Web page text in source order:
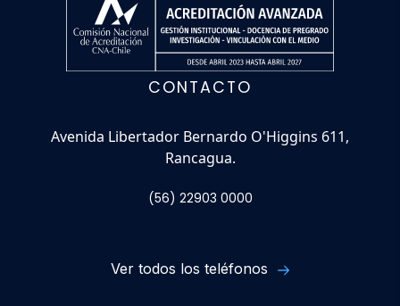
CONTACTO
Avenida Libertador Bernardo O'Higgins 611,
Rancagua.
(56) 22903 0000
Ver todos los teléfonos